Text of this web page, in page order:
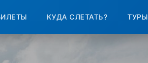
КУДА СЛЕТАТЬ? ТУРЫ